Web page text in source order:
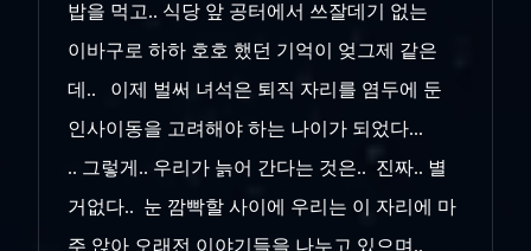
밥을 먹고.. 식당 앞 공터에서 쓰잘데기 없는
이바구로 하하 호호 했던 기억이 엊그제 같은
데.. 이제 벌써 녀석은 퇴직 자리를 염두에 둔
인사이동을 고려해야 하는 나이가 되었다...
.. 그렇게.. 우리가 늙어 간다는 것은.. 진짜.. 별
거없다.. 눈 깜빡할 사이에 우리는 이 자리에 마
주 앉아 오래전 이야기들을 나누고 있으며..